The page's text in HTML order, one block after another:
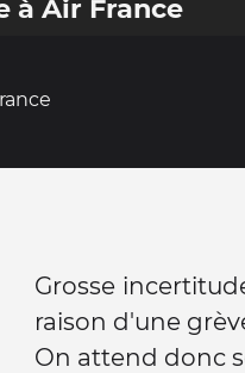
à Air France
Grosse
raison d'une
On attend donc